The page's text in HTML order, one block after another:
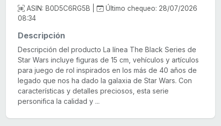
ASIN: B0D5C6RG5B |
Último chequeo: 28/07/2026
08:34
Descripción
Descripción del producto La línea The Black Series de
Star Wars incluye figuras de 15 cm, vehículos y artículos
para juego de rol inspirados en los más de 40 años de
legado que nos ha dado la galaxia de Star Wars. Con
características y detalles preciosos, esta serie
personifica la calidad y ...